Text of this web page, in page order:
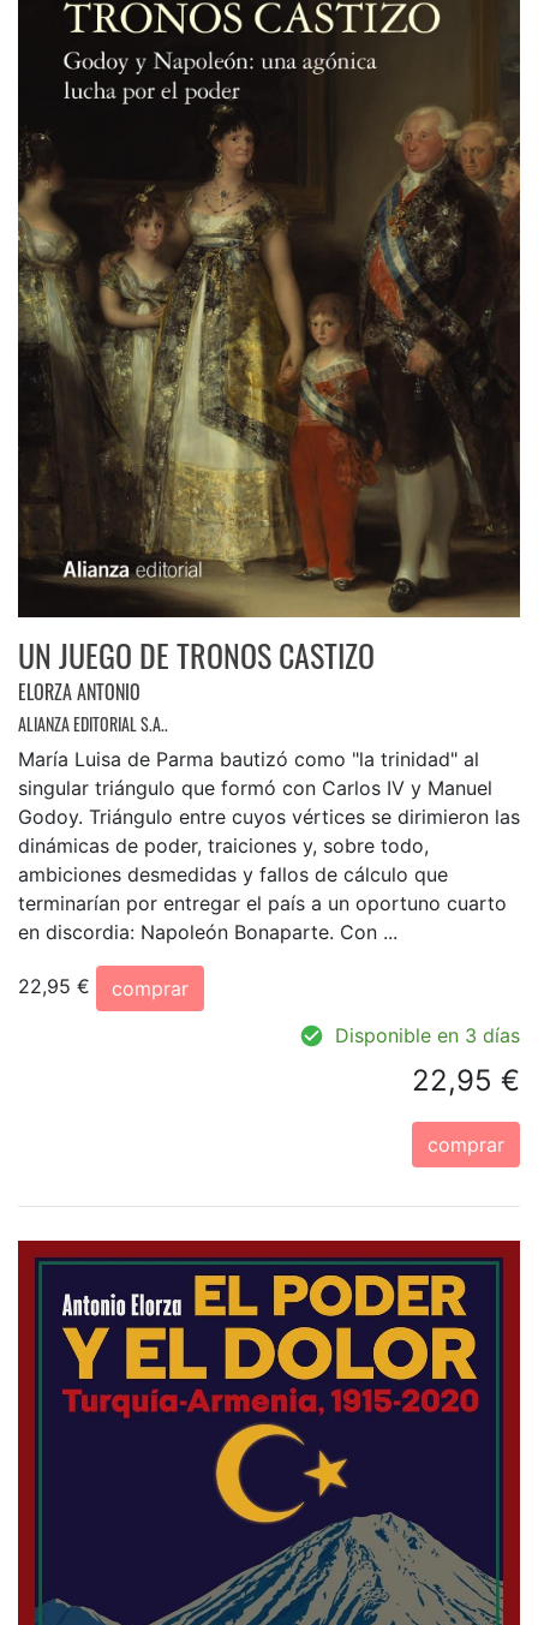
UN JUEGO DE TRONOS CASTIZO
ELORZA ANTONIO
ALIANZA EDITORIAL S.A..
María Luisa de Parma bautizó como "la trinidad" al
singular triángulo que formó con Carlos IV y Manuel
Godoy. Triángulo entre cuyos vértices se dirimieron las
dinámicas de poder, traiciones y, sobre todo,
ambiciones desmedidas y fallos de cálculo que
terminarían por entregar el país a un oportuno cuarto
en discordia: Napoleón Bonaparte. Con ...
22,95 €
comprar
Disponible en 3 días
22,95 €
comprar